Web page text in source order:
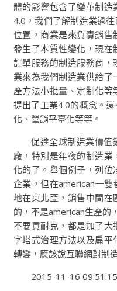
體的影響包含了變革制造
4.0，我們了解制造業過
位置，商業是來負責銷售
發生了本質性變化，現
訂單服務的制造服務商，
業來為我們制造業供給
產方法小批量、定制化
提出了工業4.0的概念。
化、營銷平臺化等等。
促進全球制造業價值
廠，特別是年夜的制造
化的了。舉個例子，列位
企業，但在american一
地在東北亞，銷售中間在
的，不是american生產的
不要買耐克，都是加了
字塔式治理方法以及扁
轉變，應該說互聯網對制
2015-11-16 09:51:15